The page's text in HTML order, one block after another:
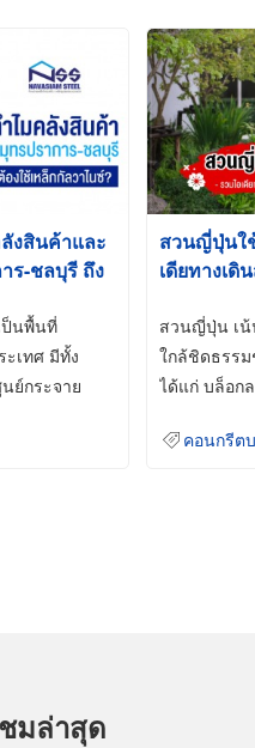
งสินค้าและ
ร-ชลบุรี ถึง
ป็นพื้นที่
เทศ มีทั้ง
ย์กระจาย
สวนญี่ปุ่นใ
เดียทางเ
สวนญี่ปุ่น เน้
ใกล้ชิดธรร
ได้แก่ บล็อก
คอนกรีต
มล่าสุด